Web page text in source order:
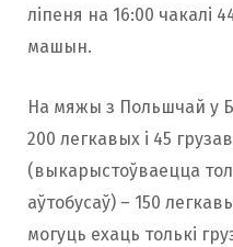
ліпеня на 16:00 чакалі
машын.
На мяжы з Польшчай у
200 легкавых і 45
(выкарыстоўваецца
аўтобусаў) – 150
могуць ехаць толькі